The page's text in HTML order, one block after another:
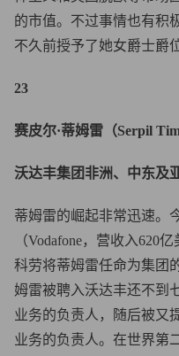
的市值。不过事情也有积
不久前授予了她女爵士爵
23
赛皮尔·蒂姆雷（Serpil
沃达丰集团非洲、中东及
蒂姆雷的崛起非常迅速。
（Vodafone，营收入620
科劳将蒂姆雷任命为集团
姆雷被聘入沃达丰还不到
业务的负责人，随后被又
业务的负责人。在世界第